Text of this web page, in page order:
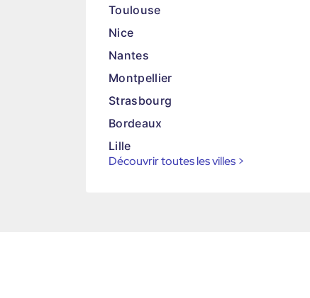
Toulouse
Nice
Nantes
Montpellier
Strasbourg
Bordeaux
Lille
Découvrir toutes les villes >